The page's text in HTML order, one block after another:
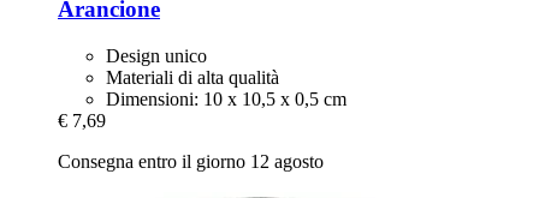
Arancione
Design unico
Materiali di alta qualità
Dimensioni: 10 x 10,5 x 0,5 cm
€ 7,69
Consegna entro il giorno 12 agosto